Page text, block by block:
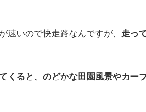
速いので快走路なんですが、 走っ
くると、のどかな田園風景やカー